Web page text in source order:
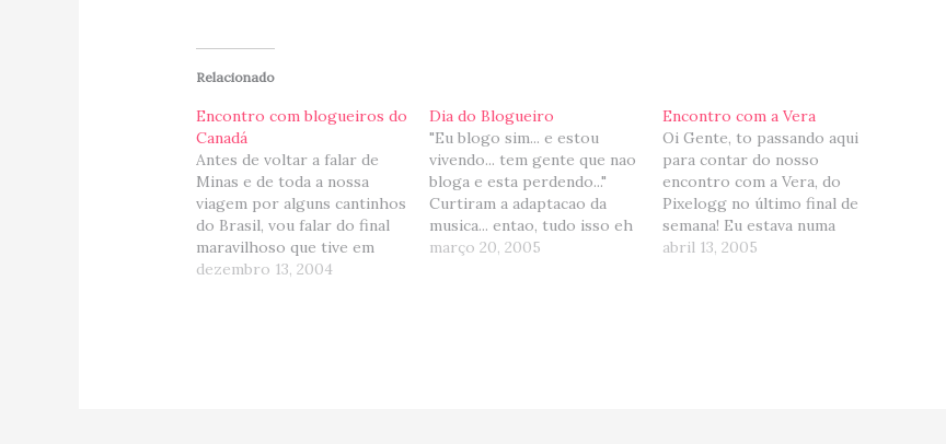
Relacionado
Encontro com blogueiros do
Canadá
Antes de voltar a falar de
Minas e de toda a nossa
viagem por alguns cantinhos
do Brasil, vou falar do final
maravilhoso que tive em
Sampa. Duas coisas super
dezembro 13, 2004
Dia do Blogueiro
"Eu blogo sim... e estou
vivendo... tem gente que nao
bloga e esta perdendo..."
Curtiram a adaptacao da
musica... entao, tudo isso eh
para comemorar o Dia do
março 20, 2005
Encontro com a Vera
Oi Gente, to passando aqui
para contar do nosso
encontro com a Vera, do
Pixelogg no último final de
semana! Eu estava numa
correria danada e só agora
abril 13, 2005